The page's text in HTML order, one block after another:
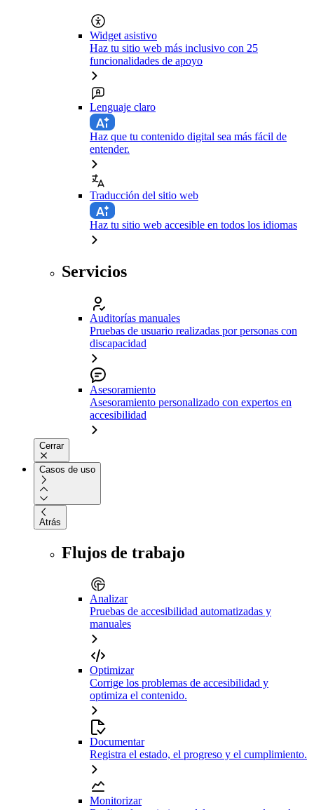
Widget asistivo
Haz tu sitio web más inclusivo con 25
funcionalidades de apoyo
Lenguaje claro
Haz que tu contenido digital sea más fácil de
entender.
Traducción del sitio web
Haz tu sitio web accesible en todos los idiomas
Servicios
Auditorías manuales
Pruebas de usuario realizadas por personas con
discapacidad
Asesoramiento
Asesoramiento personalizado con expertos en
accesibilidad
Cerrar
Casos de uso
Atrás
Flujos de trabajo
Analizar
Pruebas de accesibilidad automatizadas y
manuales
Optimizar
Corrige los problemas de accesibilidad y
optimiza el contenido.
Documentar
Registra el estado, el progreso y el cumplimiento.
Monitorizar